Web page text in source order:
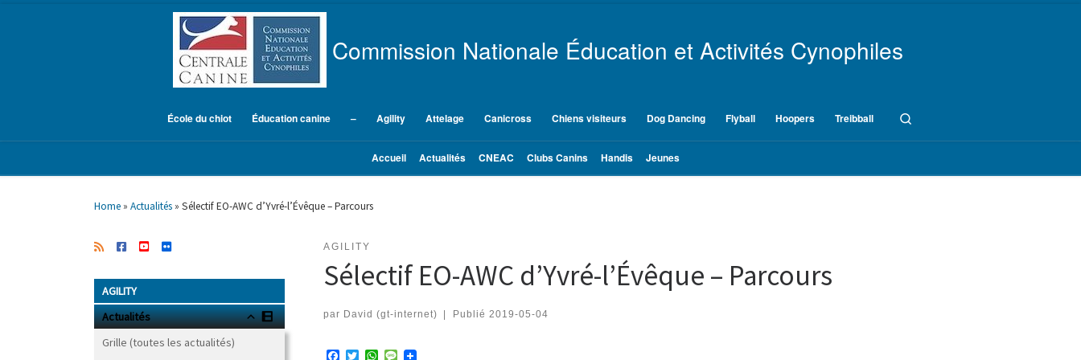
Accueil Actualités CNEAC Clubs Canins Handis Jeunes
Commission Nationale Éducation et Activités Cynophiles
École du chiot Éducation canine – Agility Attelage Canicross Chiens visiteurs Dog Dancing Flyball Hoopers Treibball
Home » Actualités » Sélectif EO-AWC d’Yvré-l’Évêque – Parcours
AGILITY
Sélectif EO-AWC d’Yvré-l’Évêque – Parcours
par David (gt-internet) Publié 2019-05-04
T
W
M
AGILITY
Actualités
Grille (toutes les actualités)